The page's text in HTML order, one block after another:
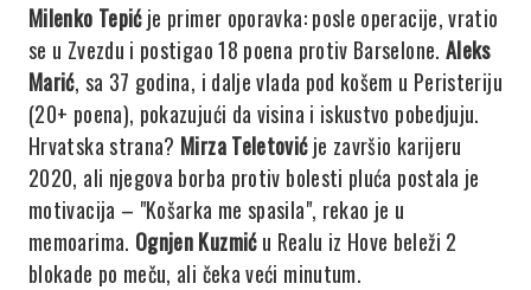
Milenko Tepićje primer oporavka: posle operacije, vratio
se u Zvezdu i postigao 18 poena protiv Barselone. Aleks
Marić, sa 37 godina, i dalje vlada pod košem u Peristeriju
(20+ poena), pokazujući da visina i iskustvo pobedjuju.
Hrvatska strana? Mirza Teletovićje završio karijeru
2020, ali njegova borba protiv bolesti pluća postala je
motivacija – "Košarka me spasila", rekao je u
memoarima. Ognjen Kuzmiću Realu iz Hove beleži 2
blokade po meču, ali čeka veći minutum.